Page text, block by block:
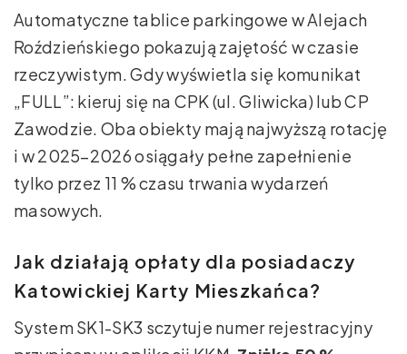
Automatyczne tablice parkingowe w Alejach
Roździeńskiego pokazują zajętość w czasie
rzeczywistym. Gdy wyświetla się komunikat
„FULL”: kieruj się na CPK (ul. Gliwicka) lub CP
Zawodzie. Oba obiekty mają najwyższą rotację
i w 2025–2026 osiągały pełne zapełnienie
tylko przez 11 % czasu trwania wydarzeń
masowych.
Jak działają opłaty dla posiadaczy
Katowickiej Karty Mieszkańca?
System SK1-SK3 sczytuje numer rejestracyjny